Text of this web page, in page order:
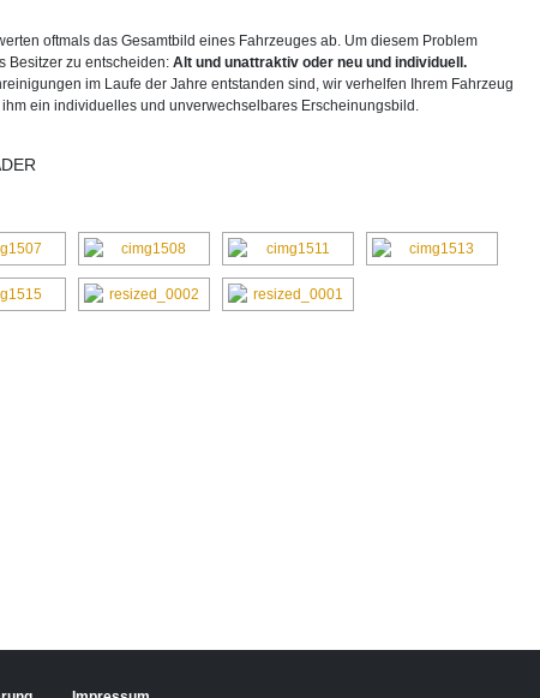
oftmals das Gesamtbild eines Fahrzeuges ab. Um diesem Problem
Besitzer zu entscheiden: Alt und unattraktiv oder neu und individuell.
im Laufe der Jahre entstanden sind, wir verhelfen Ihrem Fahrzeug
ein individuelles und unverwechselbares Erscheinungsbild.